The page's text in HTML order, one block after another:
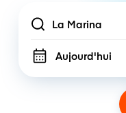
Location
Aujourd'hui